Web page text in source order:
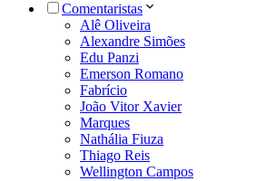
Comentaristas
Alê Oliveira
Alexandre Simões
Edu Panzi
Emerson Romano
Fabrício
João Vitor Xavier
Marques
Nathália Fiuza
Thiago Reis
Wellington Campos